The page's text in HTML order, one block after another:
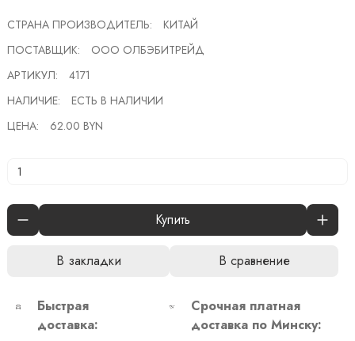
СТРАНА ПРОИЗВОДИТЕЛЬ:
КИТАЙ
ПОСТАВЩИК:
ООО ОЛБЭБИТРЕЙД
АРТИКУЛ:
4171
НАЛИЧИЕ:
ЕСТЬ В НАЛИЧИИ
ЦЕНА:
62.00 BYN
Купить
В закладки В сравнение
Быстрая
доставка:
Срочная платная
доставка по Минску: